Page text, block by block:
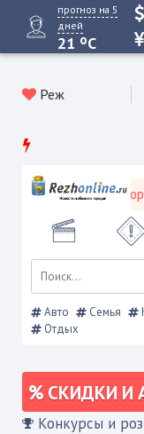
прогноз на 5
дней
21 oC
Реж
городской
Авто Семья
Отдых
СКИДКИ И
Конкурсы и